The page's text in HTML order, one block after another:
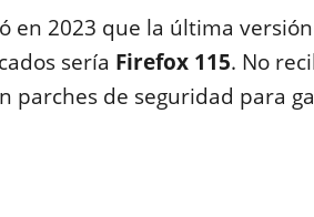
en 2023 que la última
sería Firefox 115. No
parches de seguridad para